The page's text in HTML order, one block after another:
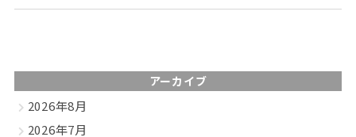
アーカイブ
2026年8月
2026年7月